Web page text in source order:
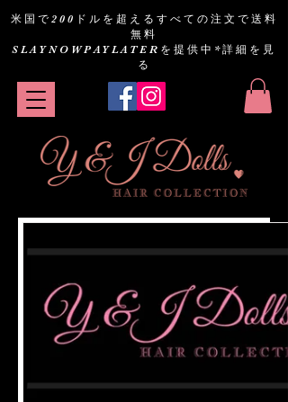
米国で200ドルを超えるすべての注文で送料
無料
SLAYNOWPAYLATERを提供中 *詳細を見
る